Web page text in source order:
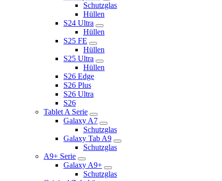
Schutzglas
Hüllen
S24 Ultra
Hüllen
S25 FE
Hüllen
S25 Ultra
Hüllen
S26 Edge
S26 Plus
S26 Ultra
S26
Tablet A Serie
Galaxy A7
Schutzglas
Galaxy Tab A9
Schutzglas
A9+ Serie
Galaxy A9+
Schutzglas